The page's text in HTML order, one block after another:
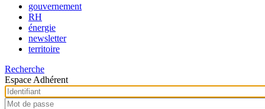
gouvernement
RH
énergie
newsletter
territoire
Recherche
Espace Adhérent